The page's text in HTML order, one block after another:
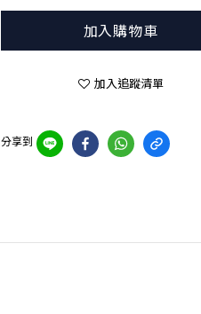
加入購物車
加入追蹤清單
分享到